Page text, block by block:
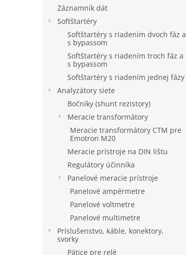
Záznamník dát
Softštartéry
Softštartéry s riadením dvoch fáz a
s bypassom
Softštartéry s riadením troch fáz a
s bypassom
Softštartéry s riadením jednej fázy
Analyzátory siete
Bočníky (shunt rezistory)
Meracie transformátory
Meracie transformátory CTM pre
Emotron M20
Meracie prístroje na DIN lištu
Regulátory účinníka
Panelové meracie prístroje
Panelové ampérmetre
Panelové voltmetre
Panelové multimetre
Príslušenstvo, káble, konektory,
svorky
Pätice pre relé